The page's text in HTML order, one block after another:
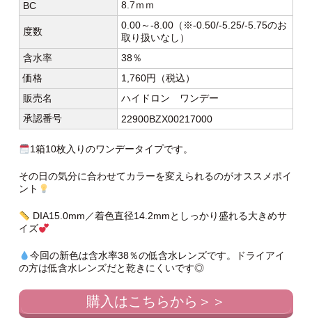
BC
8.7ｍｍ
度数
0.00～-8.00（※-0.50/-5.25/-5.75のお
取り扱いなし）
含水率
38％
価格
1,760円（税込）
販売名
ハイドロン ワンデー
承認番号
22900BZX00217000
1箱10枚入りのワンデータイプです。
その日の気分に合わせてカラーを変えられるのがオススメポイ
ント
DIA15.0mm／着色直径14.2mmとしっかり盛れる大きめサ
イズ
今回の新色は含水率38％の低含水レンズです。ドライアイ
の方は低含水レンズだと乾きにくいです◎
購入はこちらから＞＞